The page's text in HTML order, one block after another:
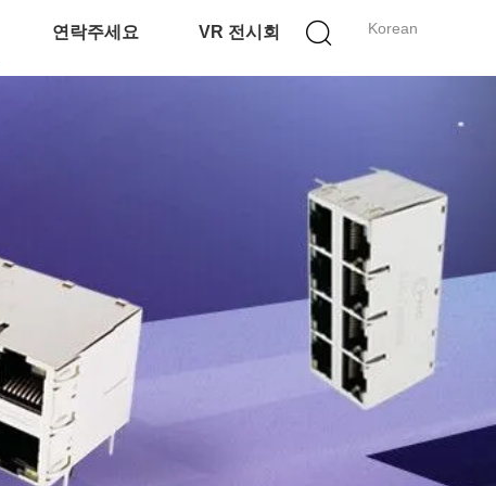
Korean
연락주세요 VR 전시회